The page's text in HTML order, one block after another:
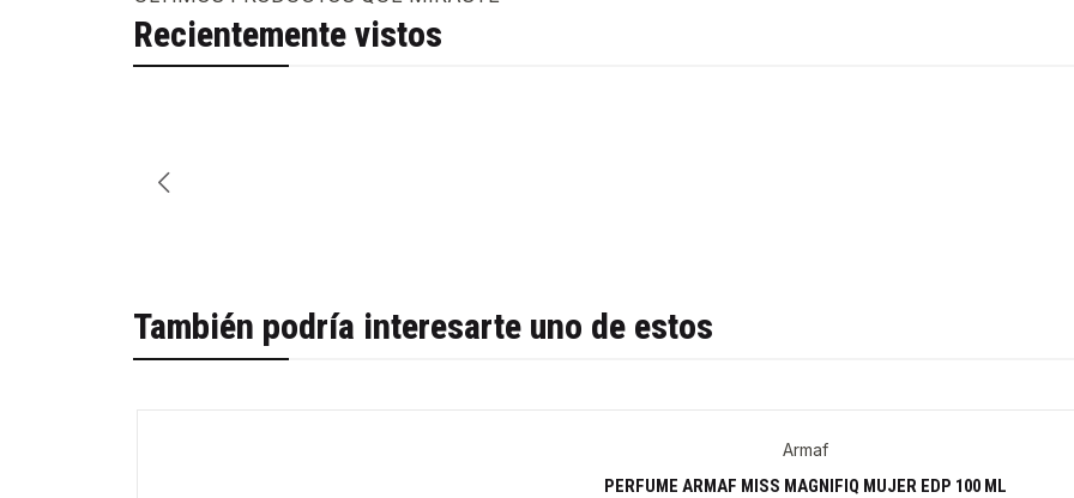
Recientemente vistos
También podría interesarte uno de estos
Armaf
PERFUME ARMAF MISS MAGNIFIQ MUJER EDP 100 ML